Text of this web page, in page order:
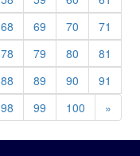
68 69 70
71
78 79 80
81
88 89 90
91
98 99 100 »